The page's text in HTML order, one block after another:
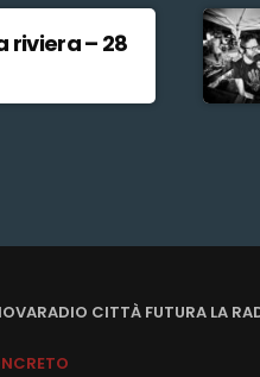
riviera – 28
CITTÀ FUTURA LA